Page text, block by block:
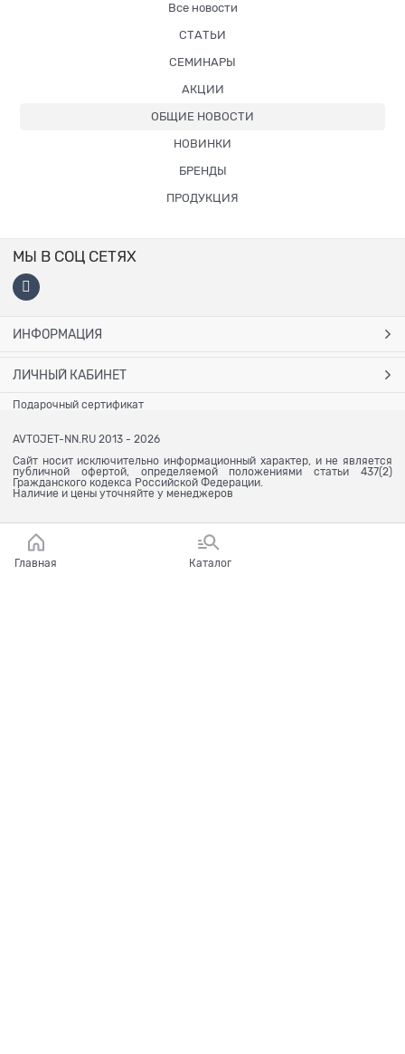
Все новости
СТАТЬИ
СЕМИНАРЫ
АКЦИИ
ОБЩИЕ НОВОСТИ
НОВИНКИ
БРЕНДЫ
ПРОДУКЦИЯ
МЫ В СОЦ СЕТЯХ
ИНФОРМАЦИЯ
ЛИЧНЫЙ КАБИНЕТ
Подарочный сертификат
AVTOJET-NN.RU 2013 - 2026
Сайт носит исключительно информационный характер, и не является
публичной офертой, определяемой положениями статьи 437(2)
Гражданского кодекса Российской Федерации.
Наличие и цены уточняйте у менеджеров
Главная Каталог